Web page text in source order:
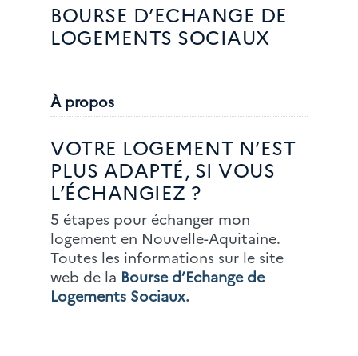
BOURSE D’ECHANGE DE
LOGEMENTS SOCIAUX
À propos
VOTRE LOGEMENT N’EST
PLUS ADAPTÉ, SI VOUS
L’ÉCHANGIEZ ?
5 étapes pour échanger mon
logement en Nouvelle-Aquitaine.
Toutes les informations sur le site
web de la Bourse d’Echange de
Logements Sociaux.